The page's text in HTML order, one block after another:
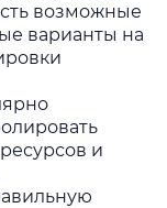
возможные
варианты на
и